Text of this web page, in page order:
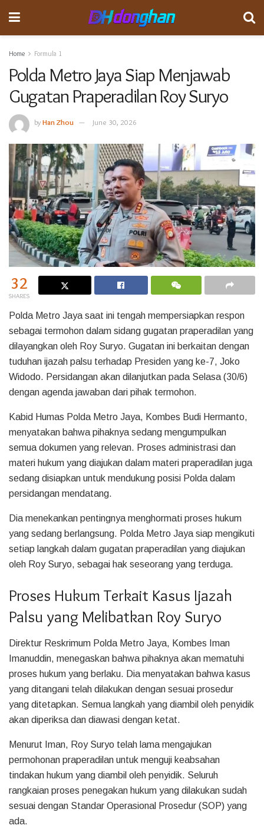
Home Formula 1
Polda Metro Jaya Siap Menjawab
Gugatan Praperadilan Roy Suryo
byHan Zhou June 30, 2026
32
SHARES
Polda Metro Jaya saat ini tengah mempersiapkan respon
sebagai termohon dalam sidang gugatan praperadilan yang
dilayangkan oleh Roy Suryo. Gugatan ini berkaitan dengan
tuduhan ijazah palsu terhadap Presiden yang ke-7, Joko
Widodo. Persidangan akan dilanjutkan pada Selasa (30/6)
dengan agenda jawaban dari pihak termohon.
Kabid Humas Polda Metro Jaya, Kombes Budi Hermanto,
menyatakan bahwa pihaknya sedang mengumpulkan
semua dokumen yang relevan. Proses administrasi dan
materi hukum yang diajukan dalam materi praperadilan juga
sedang disiapkan untuk mendukung posisi Polda dalam
persidangan mendatang.
Dia menekankan pentingnya menghormati proses hukum
yang sedang berlangsung. Polda Metro Jaya siap mengikuti
setiap langkah dalam gugatan praperadilan yang diajukan
oleh Roy Suryo, sebagai hak seseorang yang terduga.
Proses Hukum Terkait Kasus Ijazah
Palsu yang Melibatkan Roy Suryo
Direktur Reskrimum Polda Metro Jaya, Kombes Iman
Imanuddin, menegaskan bahwa pihaknya akan mematuhi
proses hukum yang berlaku. Dia menyatakan bahwa kasus
yang ditangani telah dilakukan dengan sesuai prosedur
yang ditetapkan. Semua langkah yang diambil oleh penyidik
akan diperiksa dan diawasi dengan ketat.
Menurut Iman, Roy Suryo telah lama mengajukan
permohonan praperadilan untuk menguji keabsahan
tindakan hukum yang diambil oleh penyidik. Seluruh
rangkaian proses penegakan hukum yang dilakukan sudah
sesuai dengan Standar Operasional Prosedur (SOP) yang
ada.